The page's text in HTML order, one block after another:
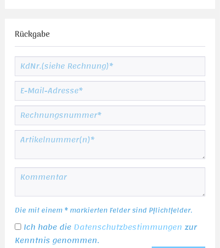
Rückgabe
Die mit einem * markierten Felder sind Pflichtfelder.
Ich habe die Datenschutzbestimmungen zur
Kenntnis genommen.